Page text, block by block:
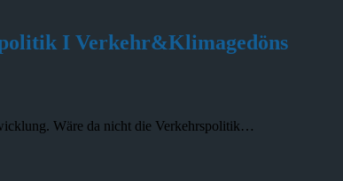
I Verkehr&Klimagedöns
Wäre da nicht die Verkehrspolitik…